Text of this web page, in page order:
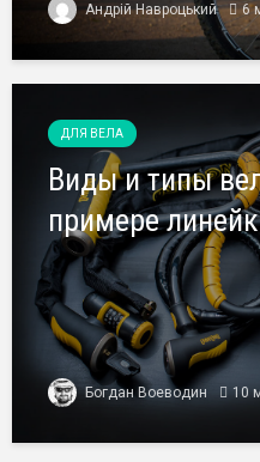
Андрій Навроцький 6
ДЛЯ ВЕЛА
Виды и типы
примере
Богдан Воеводин 10